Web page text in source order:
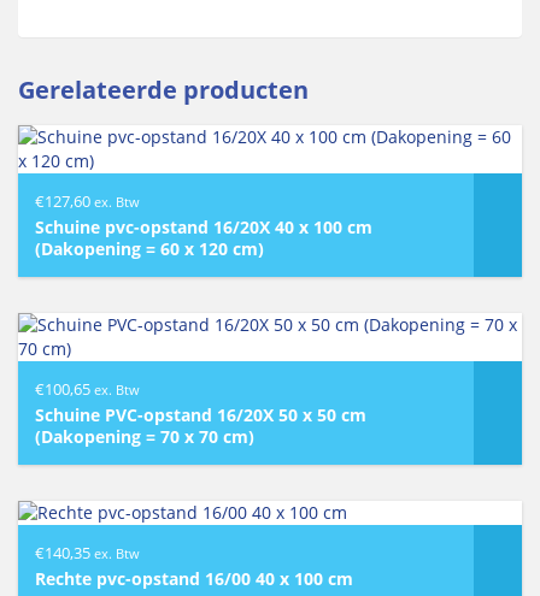
Gerelateerde producten
€127,60 ex. Btw
Schuine pvc-opstand 16/20X 40 x 100 cm
(Dakopening = 60 x 120 cm)
€100,65 ex. Btw
Schuine PVC-opstand 16/20X 50 x 50 cm
(Dakopening = 70 x 70 cm)
€140,35 ex. Btw
Rechte pvc-opstand 16/00 40 x 100 cm